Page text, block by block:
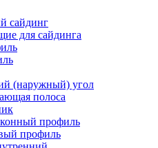
сайдинг
для сайдинга
(наружный) угол
полоса
профиль
профиль